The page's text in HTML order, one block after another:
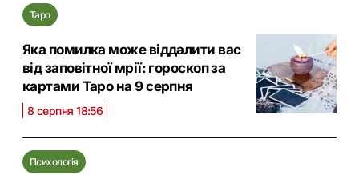
Таро
Яка помилка може віддалити вас
від заповітної мрії: гороскоп за
картами Таро на 9 серпня
8 серпня 18:56
Психологія